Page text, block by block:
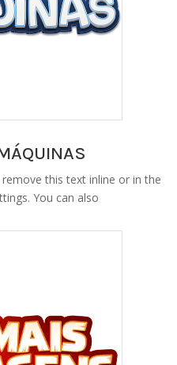
this text inline or in the
You can also